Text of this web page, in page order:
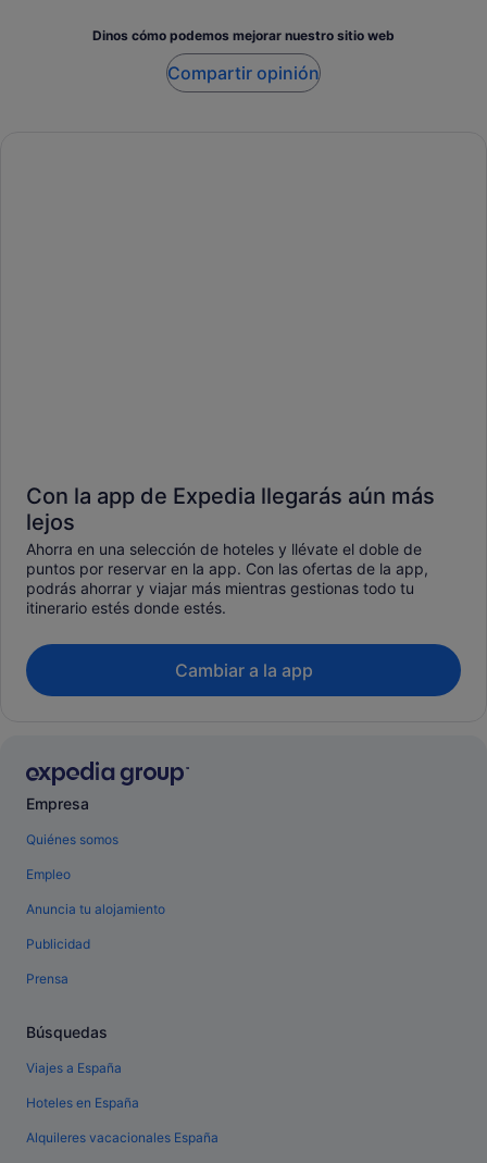
Dinos cómo podemos mejorar nuestro sitio web
Compartir opinión
Con la app de Expedia llegarás aún más
lejos
Ahorra en una selección de hoteles y llévate el doble de
puntos por reservar en la app. Con las ofertas de la app,
podrás ahorrar y viajar más mientras gestionas todo tu
itinerario estés donde estés.
Cambiar a la app
Empresa
Quiénes somos
Empleo
Anuncia tu alojamiento
Publicidad
Prensa
Búsquedas
Viajes a España
Hoteles en España
Alquileres vacacionales España